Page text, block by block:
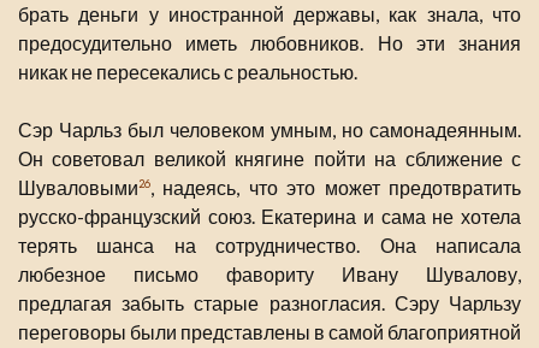
брать деньги у иностранной державы, как знала, что
предосудительно иметь любовников. Но эти знания
никак не пересекались с реальностью.
Сэр Чарльз был человеком умным, но самонадеянным.
Он советовал великой княгине пойти на сближение с
Шуваловыми26, надеясь, что это может предотвратить
русско-французский союз. Екатерина и сама не хотела
терять шанса на сотрудничество. Она написала
любезное письмо фавориту Ивану Шувалову,
предлагая забыть старые разногласия. Сэру Чарльзу
переговоры были представлены в самой благоприятной